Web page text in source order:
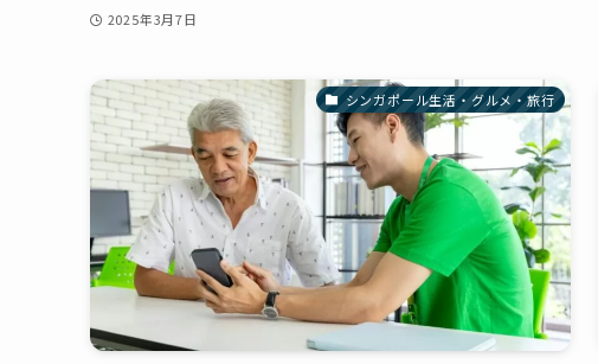
2025年3月7日
シンガポール生活・グルメ・旅行